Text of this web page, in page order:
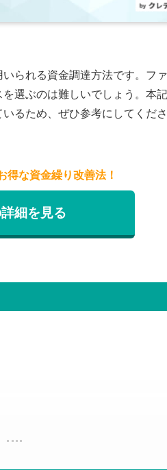
られる資金調達方法です。フ
選ぶのは難しいでしょう。本
るため、ぜひ参考にしてくださ
得な資金繰り改善法！
細を見る